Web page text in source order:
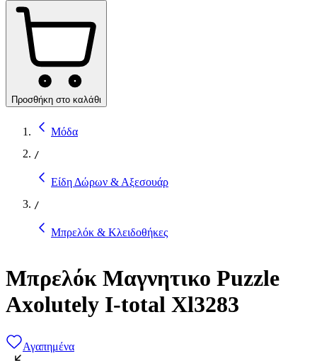
Προσθήκη στο καλάθι
Μόδα
/
Είδη Δώρων & Αξεσουάρ
/
Μπρελόκ & Κλειδοθήκες
Μπρελόκ Μαγνητικο Puzzle
Axolutely I-total Xl3283
Αγαπημένα